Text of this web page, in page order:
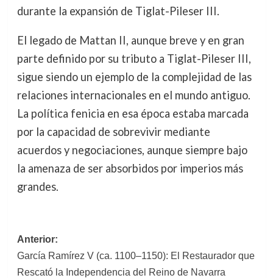
durante la expansión de Tiglat-Pileser III.
El legado de Mattan II, aunque breve y en gran
parte definido por su tributo a Tiglat-Pileser III,
sigue siendo un ejemplo de la complejidad de las
relaciones internacionales en el mundo antiguo.
La política fenicia en esa época estaba marcada
por la capacidad de sobrevivir mediante
acuerdos y negociaciones, aunque siempre bajo
la amenaza de ser absorbidos por imperios más
grandes.
Navegación
de
Anterior:
García Ramírez V (ca. 1100–1150): El Restaurador que
Rescató la Independencia del Reino de Navarra